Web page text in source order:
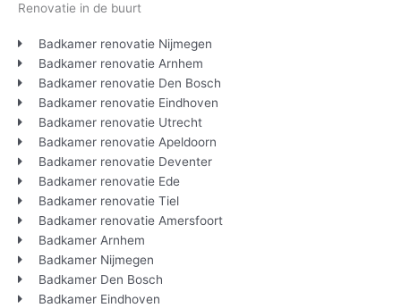
Renovatie in de buurt
Badkamer renovatie Nijmegen
Badkamer renovatie Arnhem
Badkamer renovatie Den Bosch
Badkamer renovatie Eindhoven
Badkamer renovatie Utrecht
Badkamer renovatie Apeldoorn
Badkamer renovatie Deventer
Badkamer renovatie Ede
Badkamer renovatie Tiel
Badkamer renovatie Amersfoort
Badkamer Arnhem
Badkamer Nijmegen
Badkamer Den Bosch
Badkamer Eindhoven